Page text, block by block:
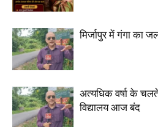
मिर्जापुर में गंगा का
अत्यधिक वर्षा के
विद्यालय आज बंद